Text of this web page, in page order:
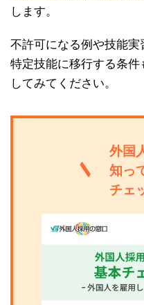
します。
不許可になる例や技能
特定技能に移行する条
してみてください。
外国
知っ
チェ